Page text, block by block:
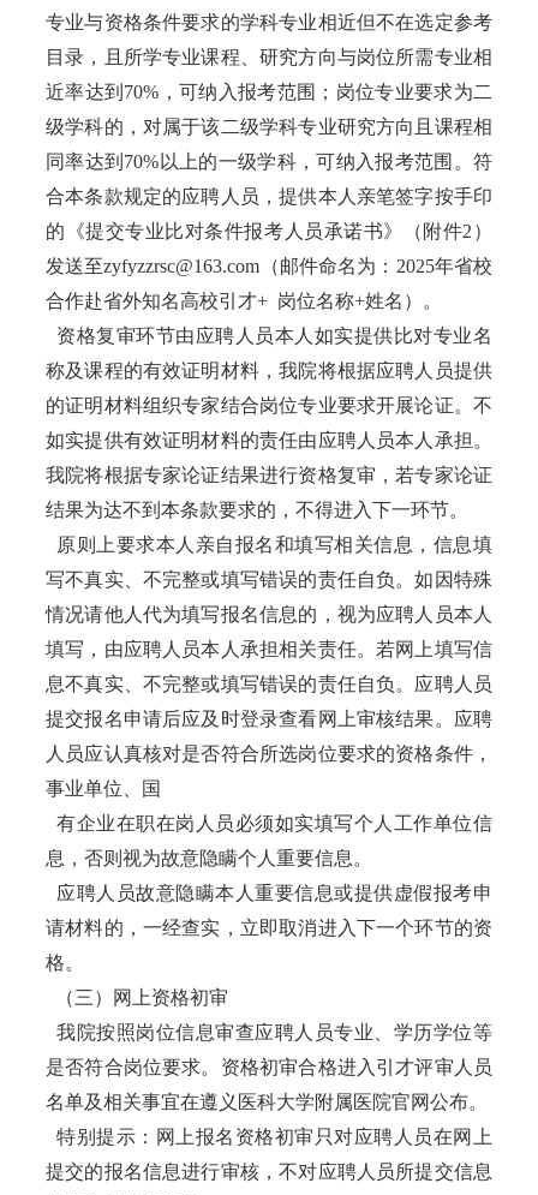
专业与资格条件要求的学科专业相近但不在选定参考
目录，且所学专业课程、研究方向与岗位所需专业相
近率达到70%，可纳入报考范围；岗位专业要求为二
级学科的，对属于该二级学科专业研究方向且课程相
同率达到70%以上的一级学科，可纳入报考范围。符
合本条款规定的应聘人员，提供本人亲笔签字按手印
的《提交专业比对条件报考人员承诺书》（附件2）
发送至zyfyzzrsc@163.com（邮件命名为：2025年省校
合作赴省外知名高校引才+ 岗位名称+姓名）。
资格复审环节由应聘人员本人如实提供比对专业名
称及课程的有效证明材料，我院将根据应聘人员提供
的证明材料组织专家结合岗位专业要求开展论证。不
如实提供有效证明材料的责任由应聘人员本人承担。
我院将根据专家论证结果进行资格复审，若专家论证
结果为达不到本条款要求的，不得进入下一环节。
原则上要求本人亲自报名和填写相关信息，信息填
写不真实、不完整或填写错误的责任自负。如因特殊
情况请他人代为填写报名信息的，视为应聘人员本人
填写，由应聘人员本人承担相关责任。若网上填写信
息不真实、不完整或填写错误的责任自负。应聘人员
提交报名申请后应及时登录查看网上审核结果。应聘
人员应认真核对是否符合所选岗位要求的资格条件，
事业单位、国
有企业在职在岗人员必须如实填写个人工作单位信
息，否则视为故意隐瞒个人重要信息。
应聘人员故意隐瞒本人重要信息或提供虚假报考申
请材料的，一经查实，立即取消进入下一个环节的资
格。
（三）网上资格初审
我院按照岗位信息审查应聘人员专业、学历学位等
是否符合岗位要求。资格初审合格进入引才评审人员
名单及相关事宜在遵义医科大学附属医院官网公布。
特别提示：网上报名资格初审只对应聘人员在网上
提交的报名信息进行审核，不对应聘人员所提交信息